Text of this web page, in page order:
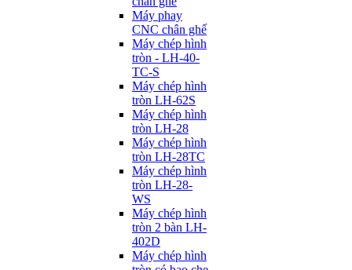
Máy phay
CNC chân ghế
Máy chép hình
tròn - LH-40-
TC-S
Máy chép hình
tròn LH-62S
Máy chép hình
tròn LH-28
Máy chép hình
tròn LH-28TC
Máy chép hình
tròn LH-28-
WS
Máy chép hình
tròn 2 bàn LH-
402D
Máy chép hình